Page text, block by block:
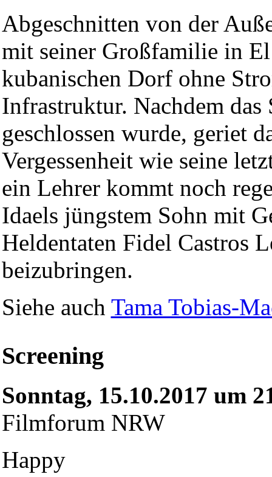
Abgeschnitten von der
mit seiner Großfamilie in
kubanischen Dorf ohne
Infrastruktur. Nachdem das
geschlossen wurde, geriet
Vergessenheit wie seine
ein Lehrer kommt noch
Idaels jüngstem Sohn mit
Heldentaten Fidel Castros
beizubringen.
Siehe auch Tama Tobias-
Screening
Sonntag, 15.10.2017 um
Filmforum NRW
Happy